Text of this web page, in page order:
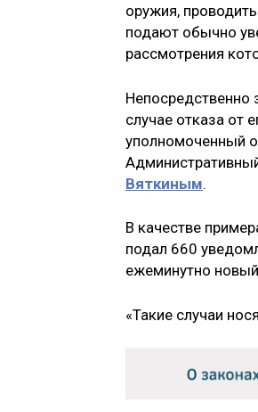
оружия,
подают обычно
рассмотрения
Непосредственно
случае отказа от
уполномоченный
Вяткиным.
В качестве
подал 660
ежеминутно
«Такие случаи